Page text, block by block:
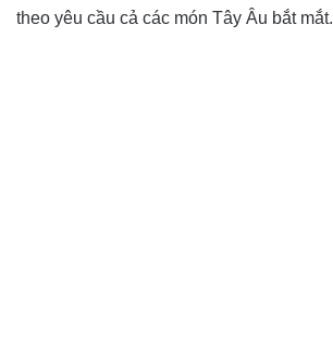
theo yêu cầu cả các món Tây Âu bắt mắt.